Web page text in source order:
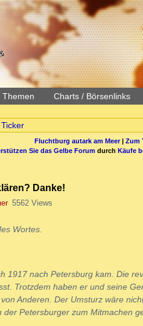
Themen Charts / Börsenlinks
Ticker
Fluchtburg autark am Meer| Zum
Sie das Gelbe Forum durch Käufe
Danke!
5562 Views
Wortes.
1917 nach Petersburg kam. Die
Trotzdem haben er und seine
Anderen. Der Umsturz wäre
Petersburger zum Mitmachen